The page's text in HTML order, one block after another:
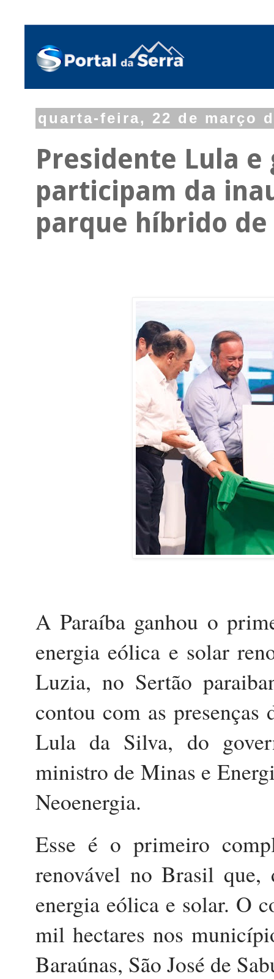
quarta-feira, 22 de março
Presidente Lula e
participam da
parque híbrido
AParaíba ganhou o
energia eólica e solar
Luzia, no Sertão
contou com as
Lula da Silva, do
ministro de Minas e
Neoenergia.
Esse é o primeiro
renovável no Brasil que,
energia eólica e solar. O
mil hectares nos
Baraúnas, São José de